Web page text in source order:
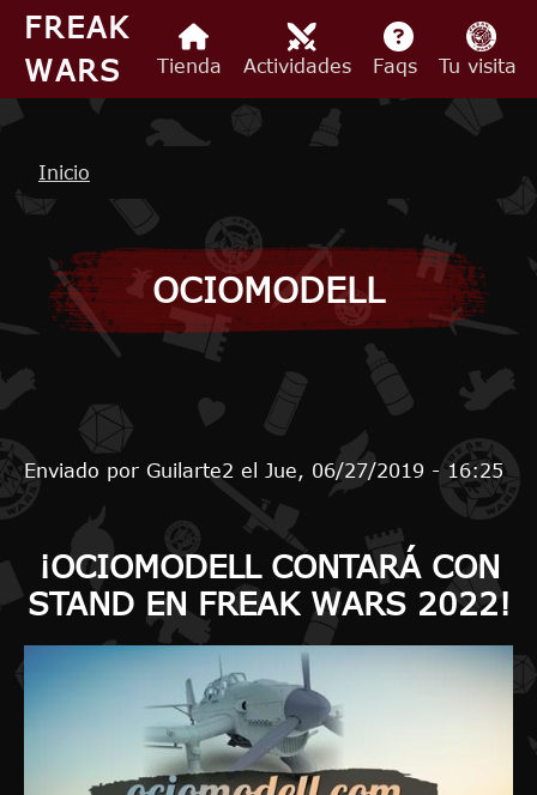
Pasar al contenido principal
FREAK
WARS
Tienda Actividades Faqs Tu visita
Ruta de navegación
Inicio
OCIOMODELL
Enviado por Guilarte2 el Jue, 06/27/2019 - 16:25
¡OCIOMODELL CONTARÁ CON
STAND EN FREAK WARS 2022!